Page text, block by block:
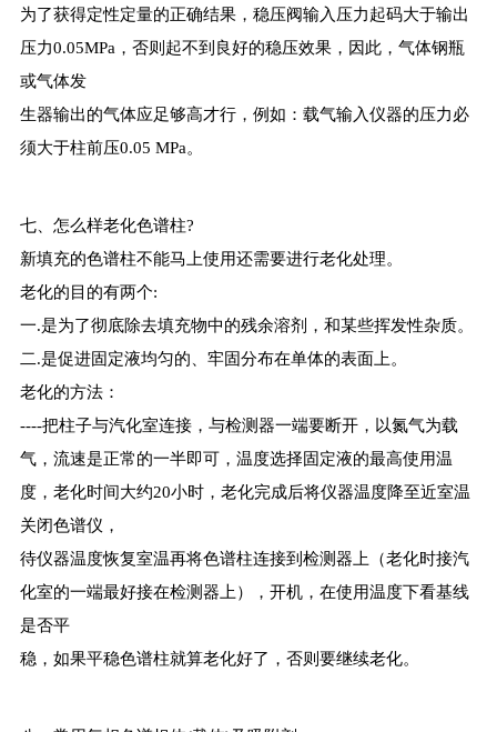
为了获得定性定量的正确结果，稳压阀输入压力起码大于输出
压力0.05MPa，否则起不到良好的稳压效果，因此，气体钢瓶
或气体发
生器输出的气体应足够高才行，例如：载气输入仪器的压力必
须大于柱前压0.05 MPa。
七、怎么样老化色谱柱?
新填充的色谱柱不能马上使用还需要进行老化处理。
老化的目的有两个:
一.是为了彻底除去填充物中的残余溶剂，和某些挥发性杂质。
二.是促进固定液均匀的、牢固分布在单体的表面上。
老化的方法：
----把柱子与汽化室连接，与检测器一端要断开，以氮气为载
气，流速是正常的一半即可，温度选择固定液的最高使用温
度，老化时间大约20小时，老化完成后将仪器温度降至近室温
关闭色谱仪，
待仪器温度恢复室温再将色谱柱连接到检测器上（老化时接汽
化室的一端最好接在检测器上），开机，在使用温度下看基线
是否平
稳，如果平稳色谱柱就算老化好了，否则要继续老化。